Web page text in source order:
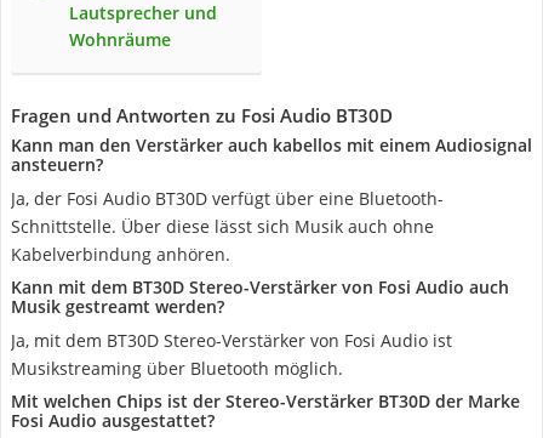
Lautsprecher und
Wohnräume
Fragen und Antworten zu Fosi Audio BT30D
Kann man den Verstärker auch kabellos mit einem Audiosignal
ansteuern?
Ja, der Fosi Audio BT30D verfügt über eine Bluetooth-
Schnittstelle. Über diese lässt sich Musik auch ohne
Kabelverbindung anhören.
Kann mit dem BT30D Stereo-Verstärker von Fosi Audio auch
Musik gestreamt werden?
Ja, mit dem BT30D Stereo-Verstärker von Fosi Audio ist
Musikstreaming über Bluetooth möglich.
Mit welchen Chips ist der Stereo-Verstärker BT30D der Marke
Fosi Audio ausgestattet?